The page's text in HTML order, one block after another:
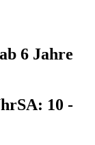
6 Jahre
SA: 10 -